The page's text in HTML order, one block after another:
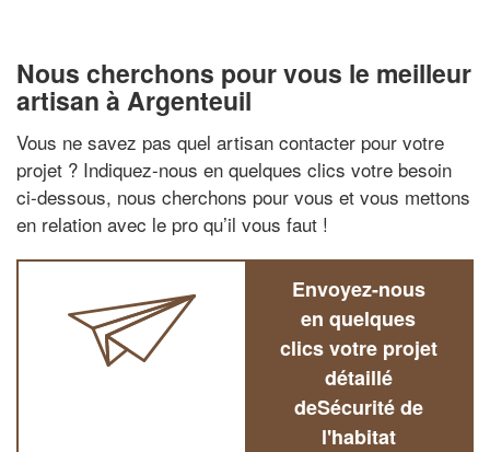
Nous cherchons pour vous le meilleur
artisan à Argenteuil
Vous ne savez pas quel artisan contacter pour votre
projet ? Indiquez-nous en quelques clics votre besoin
ci-dessous, nous cherchons pour vous et vous mettons
en relation avec le pro qu’il vous faut !
Envoyez-nous
en quelques
clics votre projet
détaillé
deSécurité de
l'habitat